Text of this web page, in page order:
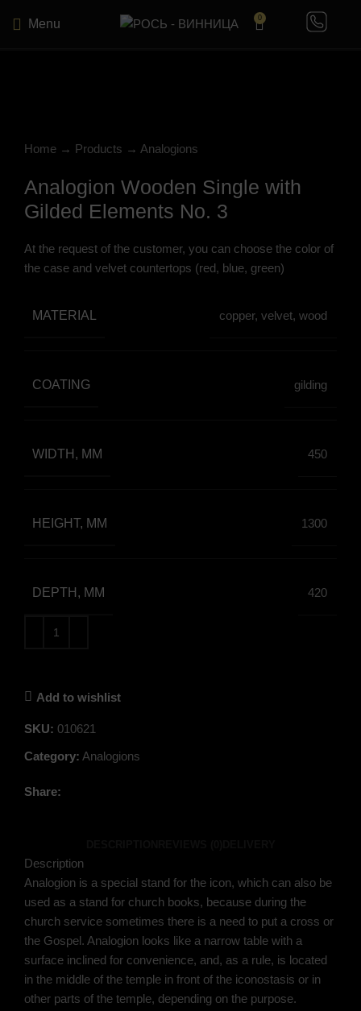
Menu 0
Home → Products → Analogions
Analogion Wooden Single with
Gilded Elements No. 3
At the request of the customer, you can choose the color of
the case and velvet countertops (red, blue, green)
MATERIAL copper, velvet, wood
COATING gilding
WIDTH, MM 450
HEIGHT, MM 1300
DEPTH, MM 420
Add to wishlist
SKU: 010621
Category: Analogions
Share:
Description
Analogion is a special stand for the icon, which can also be
used as a stand for church books, because during the
church service sometimes there is a need to put a cross or
the Gospel. Analogion looks like a narrow table with a
surface inclined for convenience, and, as a rule, is located
in the middle of the temple in front of the iconostasis or in
other parts of the temple, depending on the purpose.